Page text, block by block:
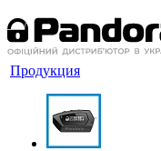
Продукция